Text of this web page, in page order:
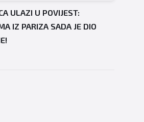
ULAZI U POVIJEST:
IZ PARIZA SADA JE DIO